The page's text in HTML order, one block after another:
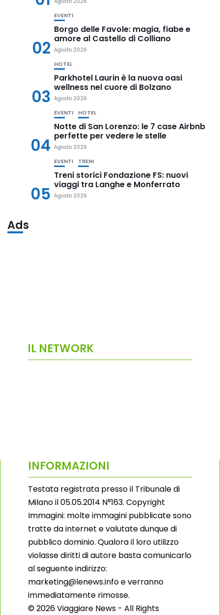
02
EVENTI
Borgo delle Favole: magia, fiabe e
amore al Castello di Colliano
Agosto 2026
03
HOTEL
Parkhotel Laurin è la nuova oasi
wellness nel cuore di Bolzano
Agosto 2026
04
EVENTI HOTEL
Notte di San Lorenzo: le 7 case Airbnb
perfette per vedere le stelle
Agosto 2026
05
EVENTI TRENI
Treni storici Fondazione FS: nuovi
viaggi tra Langhe e Monferrato
Agosto 2026
Ads
IL NETWORK
INFORMAZIONI
Testata registrata presso il Tribunale di
Milano il 05.05.2014 N°163. Copyright
Immagini: molte immagini pubblicate sono
tratte da internet e valutate dunque di
pubblico dominio. Qualora il loro utilizzo
violasse diritti di autore basta comunicarlo
al seguente indirizzo:
marketing@lenews.info e verranno
immediatamente rimosse.
© 2026 Viaggiare News - All Rights